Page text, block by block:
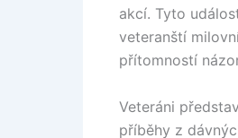
akcí. Tyto
veteranští
přítomností
Veteráni
příběhy z